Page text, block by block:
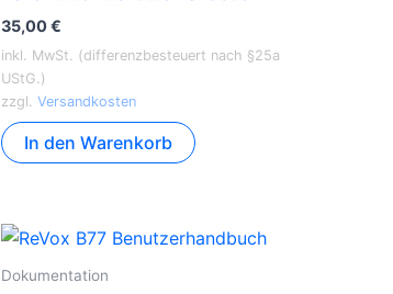
35,00€
inkl. MwSt. (differenzbesteuert nach §25a
UStG.)
zzgl. Versandkosten
In den Warenkorb
Dokumentation